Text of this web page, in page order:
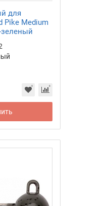
для
Pike Medium
зеленый